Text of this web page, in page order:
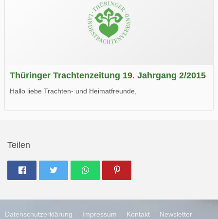
Thüringer Trachtenzeitung 19. Jahrgang 2/2015
Hallo liebe Trachten- und Heimatfreunde,
Teilen
Datenschutzerklärung Impressum Kontakt Newsletter